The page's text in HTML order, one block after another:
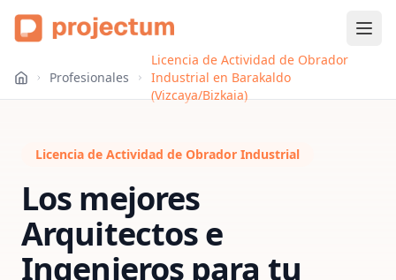
Profesionales
Licencia de Actividad de Obrador
Industrial en Barakaldo
(Vizcaya/Bizkaia)
Licencia de Actividad de Obrador Industrial
Los mejores
Arquitectos e
Ingenieros para tu